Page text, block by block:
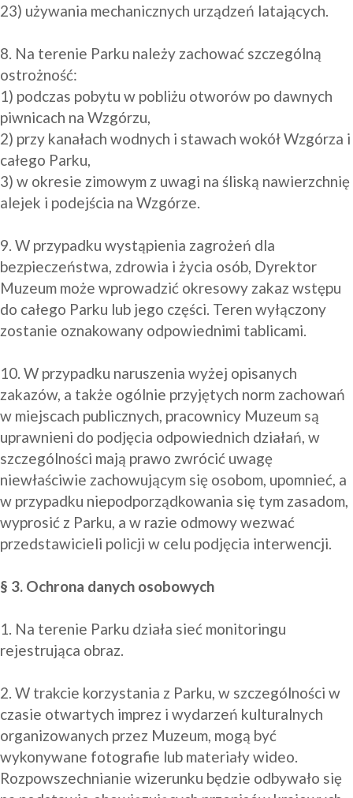
23) używania mechanicznych urządzeń latających.
8. Na terenie Parku należy zachować szczególną
ostrożność:
1) podczas pobytu w pobliżu otworów po dawnych
piwnicach na Wzgórzu,
2) przy kanałach wodnych i stawach wokół Wzgórza i
całego Parku,
3) w okresie zimowym z uwagi na śliską nawierzchnię
alejek i podejścia na Wzgórze.
9. W przypadku wystąpienia zagrożeń dla
bezpieczeństwa, zdrowia i życia osób, Dyrektor
Muzeum może wprowadzić okresowy zakaz wstępu
do całego Parku lub jego części. Teren wyłączony
zostanie oznakowany odpowiednimi tablicami.
10. W przypadku naruszenia wyżej opisanych
zakazów, a także ogólnie przyjętych norm zachowań
w miejscach publicznych, pracownicy Muzeum są
uprawnieni do podjęcia odpowiednich działań, w
szczególności mają prawo zwrócić uwagę
niewłaściwie zachowującym się osobom, upomnieć, a
w przypadku niepodporządkowania się tym zasadom,
wyprosić z Parku, a w razie odmowy wezwać
przedstawicieli policji w celu podjęcia interwencji.
§ 3. Ochrona danych osobowych
1. Na terenie Parku działa sieć monitoringu
rejestrująca obraz.
2. W trakcie korzystania z Parku, w szczególności w
czasie otwartych imprez i wydarzeń kulturalnych
organizowanych przez Muzeum, mogą być
wykonywane fotografie lub materiały wideo.
Rozpowszechnianie wizerunku będzie odbywało się